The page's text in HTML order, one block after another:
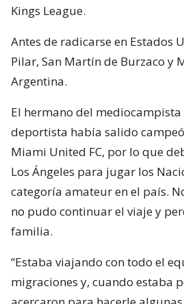
Kings League.
Antes de radicarse en Estados
Pilar, San Martín de Burzaco y
Argentina.
El hermano del
deportista había salido
Miami United FC, por lo que
Los Ángeles para jugar los
categoría amateur en el país.
no pudo continuar el viaje y
familia.
“Estaba viajando con todo el
migraciones y, cuando estaba